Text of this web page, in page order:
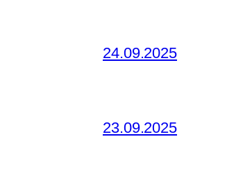
24.09.2025
23.09.2025